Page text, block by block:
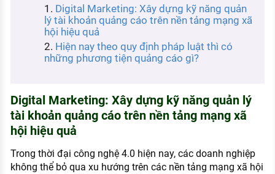
KHÁM PHÁ NGHỀ NGHIỆP
Tử vi nghề nghiệp
Kỹ năng nghề nghiệp
Đặc trưng từng nghề
Xu hướng việc làm
XÂY DỰNG VÀ PHÁT TRIỂN ĐỘI NGŨ
NHÂN SỰ
Digital Marketing: Xây dựng kỹ năng quản
lý tài khoản quảng cáo trên nền tảng mạng xã
hội hiệu quả
Hiện nay theo quy định pháp luật thì có
những phương tiện quảng cáo gì?
Digital Marketing: Xây dựng kỹ năng quản lý
tài khoản quảng cáo trên nền tảng mạng xã
hội hiệu quả
Trong thời đại công nghệ 4.0 hiện nay, các doanh nghiệp
không thể bỏ qua xu hướng trên các nền tảng mạng xã hội